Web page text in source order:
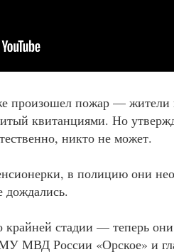
произошел пожар — жители
квитанциями. Но
никто не может.
в полицию они
дождались.
стадии — теперь
МВД России «Орское» и